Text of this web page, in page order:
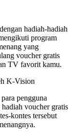
hadiah-hadiah
program
yang
voucher gratis
TV favorit kamu.
K-Vision
pengguna
voucher gratis
kontes tersebut